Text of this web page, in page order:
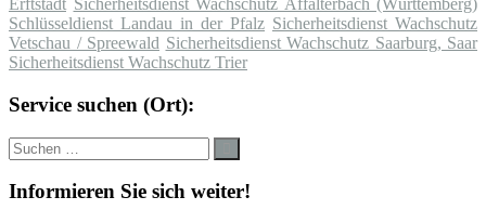
Erftstadt Sicherheitsdienst Wachschutz Affalterbach (Württemberg)
Schlüsseldienst Landau in der Pfalz Sicherheitsdienst Wachschutz
Vetschau / Spreewald Sicherheitsdienst Wachschutz Saarburg, Saar
Sicherheitsdienst Wachschutz Trier
Service suchen (Ort):
Suche
nach:
Informieren Sie sich weiter!